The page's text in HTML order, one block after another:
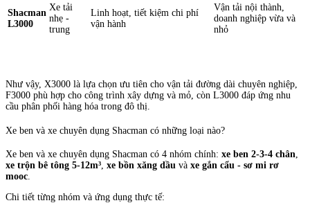
Shacman
L3000
Xe tải
nhẹ -
trung
Linh hoạt, tiết kiệm chi phí
vận hành
Vận tải nội thành,
doanh nghiệp vừa và
nhỏ
Như vậy, X3000 là lựa chọn ưu tiên cho vận tải đường dài chuyên nghiệp,
F3000 phù hợp cho công trình xây dựng và mỏ, còn L3000 đáp ứng nhu
cầu phân phối hàng hóa trong đô thị.
Xe ben và xe chuyên dụng Shacman có những loại nào?
Xe ben và xe chuyên dụng Shacman có 4 nhóm chính: xe ben 2-3-4 chân,
xe trộn bê tông 5-12m³, xe bồn xăng dầu và xe gắn cẩu - sơ mi rơ
mooc.
Chi tiết từng nhóm và ứng dụng thực tế: